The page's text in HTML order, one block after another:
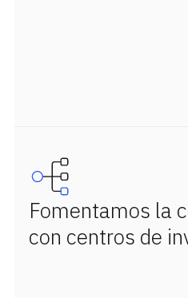
Fomentamos la
con centros de